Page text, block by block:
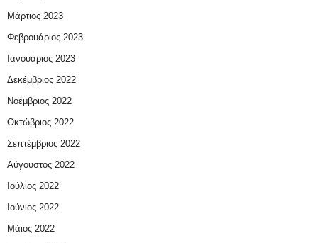
Μάρτιος 2023
Φεβρουάριος 2023
Ιανουάριος 2023
Δεκέμβριος 2022
Νοέμβριος 2022
Οκτώβριος 2022
Σεπτέμβριος 2022
Αύγουστος 2022
Ιούλιος 2022
Ιούνιος 2022
Μάιος 2022